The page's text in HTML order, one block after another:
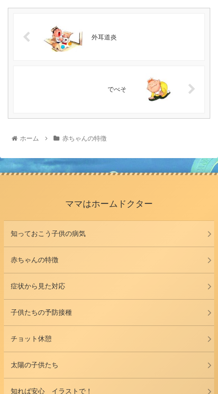
外耳道炎
でべそ
ホーム 赤ちゃんの特徴
ママはホームドクター
知っておこう子供の病気
赤ちゃんの特徴
症状から見た対応
子供たちの予防接種
チョット休憩
太陽の子供たち
知れば安心 イラストで！